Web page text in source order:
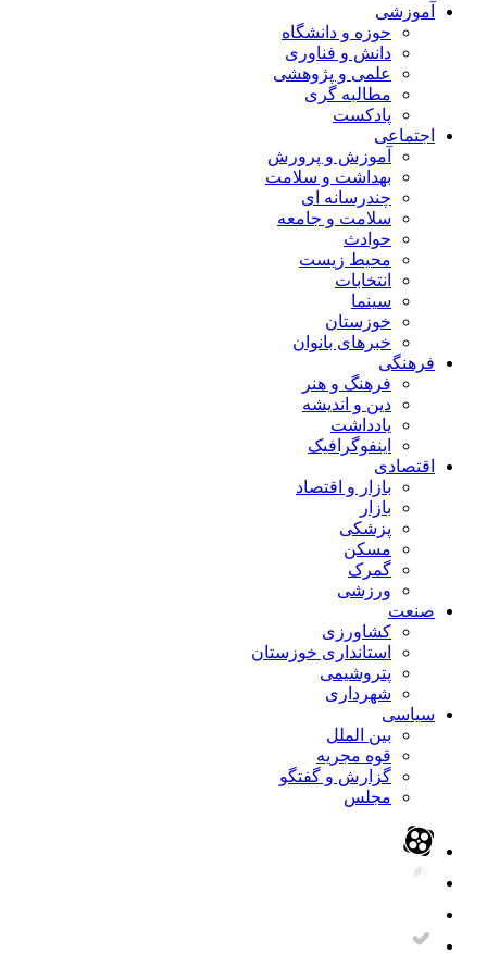
آموزشی
حوزه و دانشگاه
دانش و فناوری
علمی و پژوهشی
مطالبه گری
پادکست
اجتماعی
آموزش و پرورش
بهداشت و سلامت
چندرسانه ای
سلامت و جامعه
حوادث
محیط زیست
انتخابات
سینما
خوزستان
خبرهای بانوان
فرهنگی
فرهنگ و هنر
دین و اندیشه
یادداشت
اینفوگرافیک
اقتصادی
بازار و اقتصاد
بازار
پزشکی
مسکن
گمرک
ورزشی
صنعت
کشاورزی
استانداری خوزستان
پتروشیمی
شهرداری
سیاسی
بین الملل
قوه مجریه
گزارش و گفتگو
مجلس